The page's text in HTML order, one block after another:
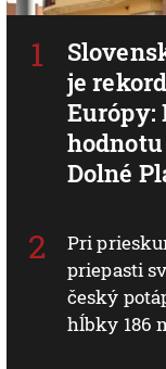
je
Európy:
Dolné
Pri
priepasti
český
hĺbky 186